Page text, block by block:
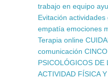
trabajo en equipo
Evitación actividades
empatía emociones
Terapia online
comunicación
PSICOLÓGICOS DE
ACTIVIDAD FÍSICA